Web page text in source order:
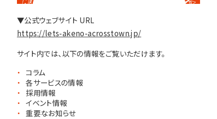
▼公式ウェブサイト URL
https://lets-akeno-acrosstown.jp/
サイト内では、以下の情報をご覧いただけます。
コラム
各サービスの情報
採用情報
イベント情報
重要なお知らせ